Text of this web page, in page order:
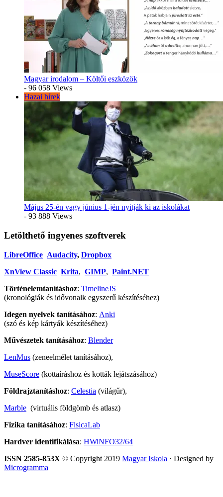
Magyar irodalom – Költői eszközök
- 96 058 Views
Hazai hírek
Május 25-én vagy június 1-jén nyitják ki az iskolákat
- 93 888 Views
Letölthető ingyenes szoftverek
LibreOffice Audacity, Dropbox
XnView Classic Krita, GIMP, Paint.NET
Történelemtanításhoz: TimelineJS
(kronológiák és idővonalk egyszerű készítéséhez)
Idegen nyelvek tanításához: Anki
(szó és kép kártyák készítéséhez)
Művészetek tanításához: Blender
LenMus (zeneelmélet tanításához),
MuseScore (kottaíráshoz és kották lejátszásához)
Földrajztanításhoz: Celestia (világűr),
Marble (virtuális földgömb és atlasz)
Fizika tanításához: FisicaLab
Hardver identifikálása: HWiNFO32/64
ISSN 2585-853X © Copyright 2019 Magyar Iskola · Designed by
Microgramma